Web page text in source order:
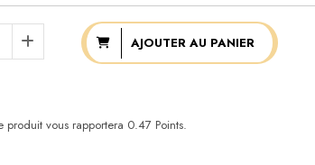
AJOUTER AU PANIER
vous rapportera 0.47Points.